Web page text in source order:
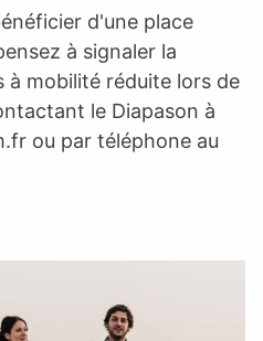
d'une place
à signaler la
à mobilité réduite lors de
le Diapason à
ou par téléphone au